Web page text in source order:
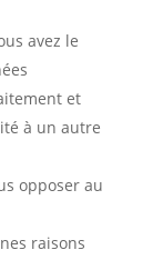
avez le
et
à un autre
opposer au
raisons